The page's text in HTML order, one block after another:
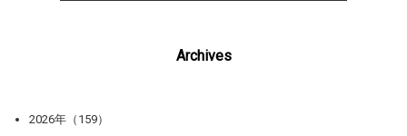
Archives
2026年（159）